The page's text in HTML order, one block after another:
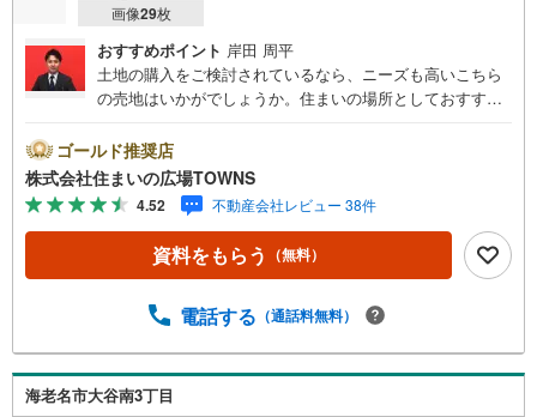
画像29枚
おすすめポイント 岸田 周平
土地の購入をご検討されているなら、ニーズも高いこちら
の売地はいかがでしょうか。住まいの場所としておすすめ
映画館などの人が集まる施設や大規模の工場などの建築が
禁止されている地域です。土地面積は198平米（公簿）で一
押しです。【年中無休/9:00～21:00】人気物件は特にお問
い合わせが集中するため、お早めにお電話下さい。「室
内・現地を見学する」ボタンよりご予約頂くとご見学がス
ムーズです。■その他、各種ご相談も承っております。○住
いの広場TOWNSからお客様へ経験豊富なスタッフが親身に
様掲載物件も併せてご紹介可能ですのでお気軽にお問い合
わせ下さい♪駐車場もございますので、お車でのお越しも
大歓迎です！
ゴールド推奨店
株式会社住まいの広場TOWNS
4.52 不動産会社レビュー 38件
資料をもらう （無料）
電話する （通話料無料）
海老名市大谷南3丁目